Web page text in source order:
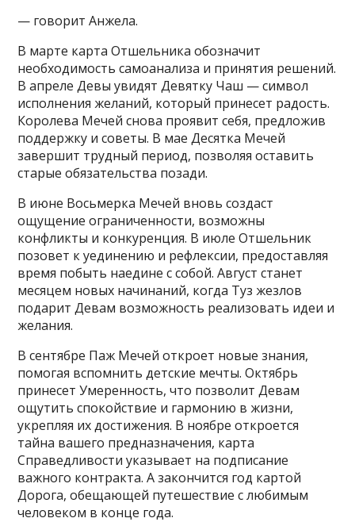
— говорит Анжела.
В марте карта Отшельника обозначит
необходимость самоанализа и принятия решений.
В апреле Девы увидят Девятку Чаш — символ
исполнения желаний, который принесет радость.
Королева Мечей снова проявит себя, предложив
поддержку и советы. В мае Десятка Мечей
завершит трудный период, позволяя оставить
старые обязательства позади.
В июне Восьмерка Мечей вновь создаст
ощущение ограниченности, возможны
конфликты и конкуренция. В июле Отшельник
позовет к уединению и рефлексии, предоставляя
время побыть наедине с собой. Август станет
месяцем новых начинаний, когда Туз жезлов
подарит Девам возможность реализовать идеи и
желания.
В сентябре Паж Мечей откроет новые знания,
помогая вспомнить детские мечты. Октябрь
принесет Умеренность, что позволит Девам
ощутить спокойствие и гармонию в жизни,
укрепляя их достижения. В ноябре откроется
тайна вашего предназначения, карта
Справедливости указывает на подписание
важного контракта. А закончится год картой
Дорога, обещающей путешествие с любимым
человеком в конце года.